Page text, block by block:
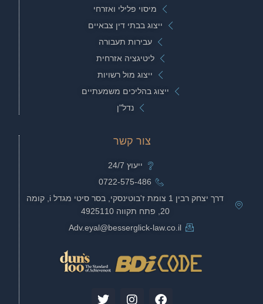
מיסוי פלילי ואזרחי
ייצוג בבתי דין צבאיים
עבירות תעבורה
ליטיגציה אזרחית
ייצוג מול רשויות
ייצוג בהליכים משמעתיים
נדל"ן
צור קשר
ייעוץ 24/7
0722-575-486
דרך יצחק רבין 1 צומת ז'בוטינסקי, בסר סיטי מגדל i, קומה
20, פתח תקווה 4925110
Adv.eyal@besserglick-law.co.il
F
I
T